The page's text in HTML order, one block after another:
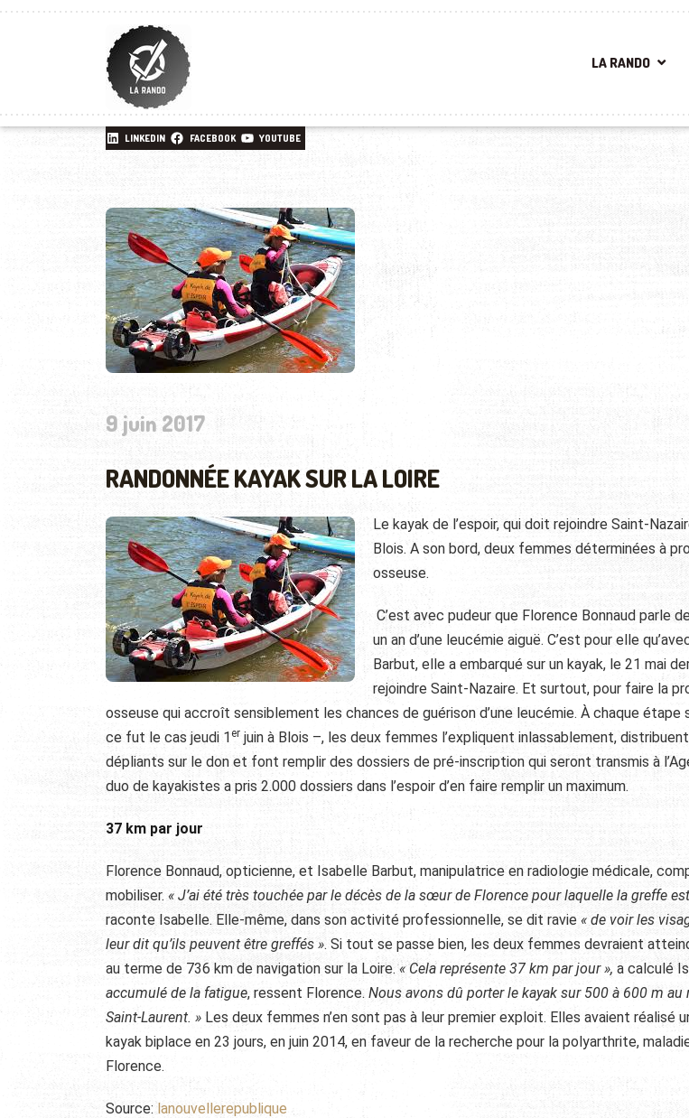
LA RANDO
LINKEDIN FACEBOOK YOUTUBE
9 juin 2017
RANDONNÉE KAYAK SUR LA LOIRE
Le kayak de l’espoir, qui doit rejoindre Saint-
Blois. A son bord, deux femmes déterminées à
osseuse.
C’est avec pudeur que Florence Bonnaud parle
un an d’une leucémie aiguë. C’est pour elle
Barbut, elle a embarqué sur un kayak, le 21 mai
rejoindre Saint-Nazaire. Et surtout, pour faire la
osseuse qui accroît sensiblement les chances de guérison d’une leucémie. À chaque étape
ce fut le cas jeudi 1 er juin à Blois –, les deux femmes l’expliquent inlassablement,
dépliants sur le don et font remplir des dossiers de pré-inscription qui seront transmis à
duo de kayakistes a pris 2.000 dossiers dans l’espoir d’en faire remplir un maximum.
37 km par jour
Florence Bonnaud, opticienne, et Isabelle Barbut, manipulatrice en radiologie médicale,
mobiliser. « J’ai été très touchée par le décès de la sœur de Florence pour laquelle la greffe
raconte Isabelle. Elle-même, dans son activité professionnelle, se dit ravie « de voir les
leur dit qu’ils peuvent être greffés ». Si tout se passe bien, les deux femmes devraient
au terme de 736 km de navigation sur la Loire.« Cela représente 37 km par jour », a calculé
accumulé de la fatigue, ressent Florence. Nous avons dû porter le kayak sur 500 à 600 m au
Saint-Laurent. » Les deux femmes n’en sont pas à leur premier exploit. Elles avaient réalisé
kayak biplace en 23 jours, en juin 2014, en faveur de la recherche pour la polyarthrite,
Florence.
Source: lanouvellerepublique